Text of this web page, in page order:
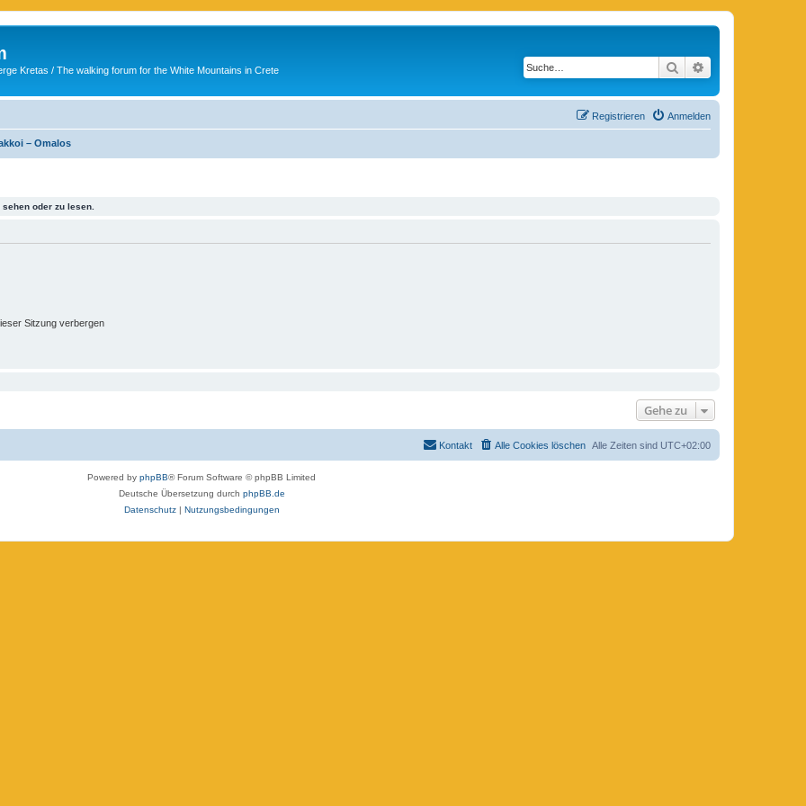
Kretas / The walking forum for the White Mountains in Crete Suche
Anmelden
Registrieren
– Omalos
oder zu lesen.
Sitzung verbergen
Gehe zu
Alle Zeiten sind UTC+02:00
Alle Cookies löschen
Kontakt
Powered by phpBB® Forum Software © phpBB Limited
Deutsche Übersetzung durch phpBB.de
Datenschutz| Nutzungsbedingungen